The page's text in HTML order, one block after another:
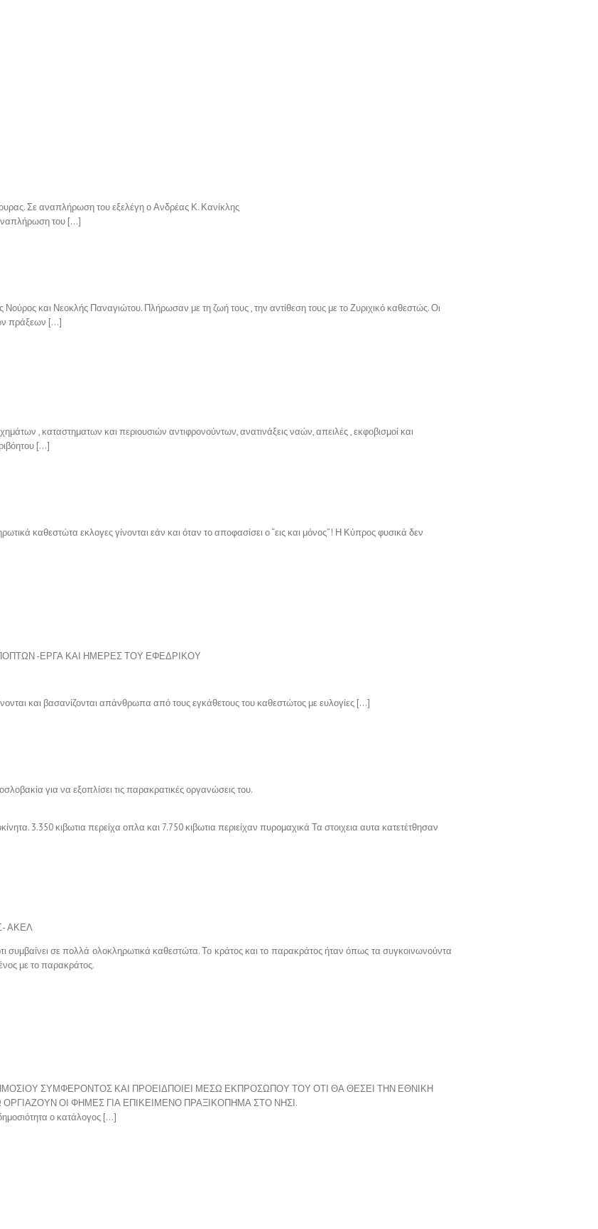
Σε αναπλήρωση του εξελέγη ο Ανδρέας Κ. Κανίκλης
του […]
και Νεοκλής Παναγιώτου. Πλήρωσαν με τη ζωή τους , την αντίθεση τους με το Ζυριχικό καθεστώς. Οι
πράξεων […]
, καταστηματων και περιουσιών αντιφρονούντων, ανατινάξεις ναών, απειλές , εκφοβισμοί και
[…]
καθεστώτα εκλογες γίνονται εάν και όταν το αποφασίσει ο “εις και μόνος”! Η Κύπρος φυσικά δεν
-ΕΡΓΑ ΚΑΙ ΗΜΕΡΕΣ ΤΟΥ ΕΦΕΔΡΙΚΟΥ
και βασανίζονται απάνθρωπα από τους εγκάθετους του καθεστώτος με ευλογίες […]
για να εξοπλίσει τις παρακρατικές οργανώσεις του.
3.350 κιβωτια περείχα οπλα και 7.750 κιβωτια περιείχαν πυρομαχικά Τα στοιχεια αυτα κατετέτθησαν
ΑΚΕΛ
σε πολλά ολοκληρωτικά καθεστώτα. Το κράτος και το παρακράτος ήταν όπως τα συγκοινωνούντα
με το παρακράτος.
ΣΥΜΦΕΡΟΝΤΟΣ ΚΑΙ ΠΡΟΕΙΔΠΟΙΕΙ ΜΕΣΩ ΕΚΠΡΟΣΩΠΟΥ ΤΟΥ ΟΤΙ ΘΑ ΘΕΣΕΙ ΤΗΝ ΕΘΝΙΚΗ
ΟΙ ΦΗΜΕΣ ΓΙΑ ΕΠΙΚΕΙΜΕΝΟ ΠΡΑΞΙΚΟΠΗΜΑ ΣΤΟ ΝΗΣΙ.
ο κατάλογος […]